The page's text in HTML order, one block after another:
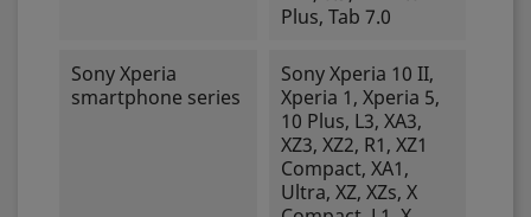
Plus, Tab 7.0
Sony Xperia
smartphone series
Sony Xperia 10 II,
Xperia 1, Xperia 5,
10 Plus, L3, XA3,
XZ3, XZ2, R1, XZ1
Compact, XA1,
Ultra, XZ, XZs, X